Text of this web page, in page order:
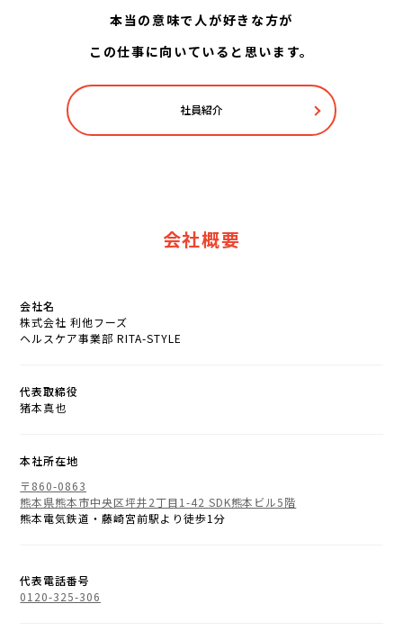
本当の意味で人が好きな方が
この仕事に向いていると思います。
社員紹介
会社概要
会社名
株式会社 利他フーズ
ヘルスケア事業部 RITA-STYLE
代表取締役
猪本真也
本社所在地
〒860-0863
熊本県熊本市中央区坪井2丁目1-42 SDK熊本ビル5階
熊本電気鉄道・藤崎宮前駅より徒歩1分
代表電話番号
0120-325-306